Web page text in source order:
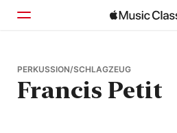
Startseite
Entdecken
PERKUSSION/SCHLAGZEUG
Francis Petit